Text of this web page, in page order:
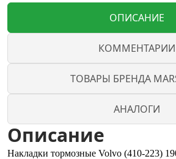
ОПИСАНИЕ
КОММЕНТАРИИ
ТОВАРЫ БРЕНДА
АНАЛОГИ
Описание
Накладки тормозные Volvo (410-223)